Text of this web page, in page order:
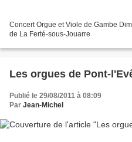
Concert Orgue et Viole de Gambe
de La Ferté-sous-Jouarre
Les orgues de Pont-
Publié le 29/08/2011 à 08:09
Par Jean-Michel